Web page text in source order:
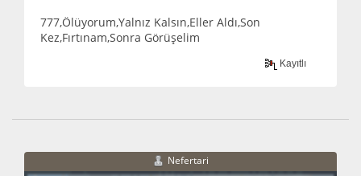
777,Ölüyorum,Yalnız Kalsın,Eller Aldı,Son
Kez,Fırtınam,Sonra Görüşelim
Kayıtlı
Nefertari